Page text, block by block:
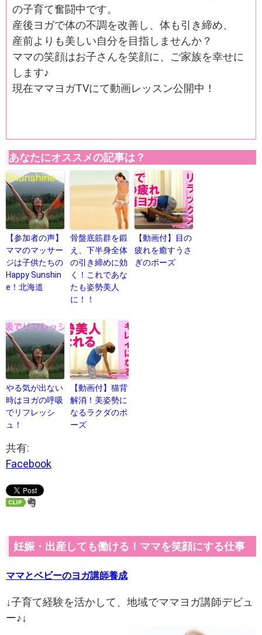
の子育て奮闘中です。
産後ヨガで体の不調を改善し、体も引き締め、
産前よりも美しい自分を目指しませんか？
ママの笑顔はお子さんを笑顔に、ご家族を幸せに
します♪
現在ママヨガTVにて動画レッスン公開中！
あなたにオススメの記事は？
【参加者の声】
ママのマッサー
ジは子供たちの
Happy Sunshin
e！北海道
骨盤底筋群を鍛
え、下半身全体
の引き締めに効
く！これであな
たも姿勢美人
に！！
【動画付】目の
疲れを癒すうさ
ぎのポーズ
やる気が出ない
時はヨガの呼吸
でリフレッシ
ュ！
【動画付】猫背
解消！美姿勢に
なるラクダのポ
ーズ
共有:
Facebook
妊娠・出産しても働ける！ママを笑顔にする仕事
ママとベビーのヨガ講師養成
↓子育て経験を活かして、地域でママヨガ講師デビュ
ー♪↓